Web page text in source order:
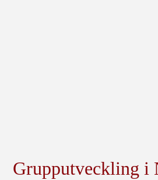
Grupputveckling i